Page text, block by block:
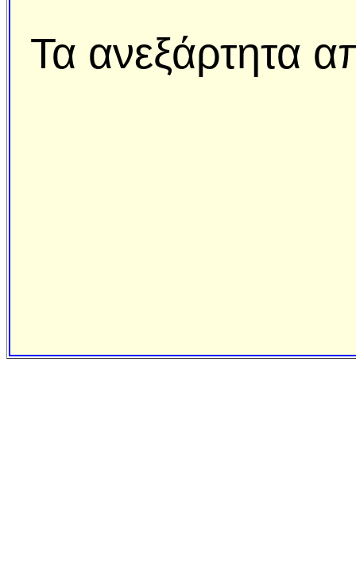
Τα ανεξάρτητα